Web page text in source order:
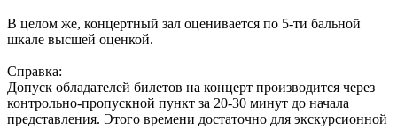
В целом же, концертный зал оценивается по 5-ти бальной
шкале высшей оценкой.
Справка:
Допуск обладателей билетов на концерт производится через
контрольно-пропускной пункт за 20-30 минут до начала
представления. Этого времени достаточно для экскурсионной